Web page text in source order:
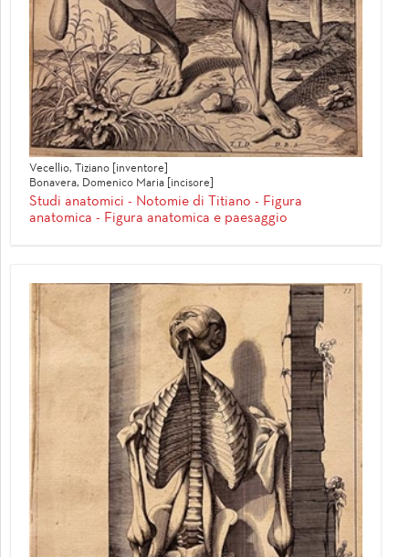
Vecellio, Tiziano [inventore]
Bonavera, Domenico Maria [incisore]
Studi anatomici - Notomie di Titiano - Figura
anatomica - Figura anatomica e paesaggio